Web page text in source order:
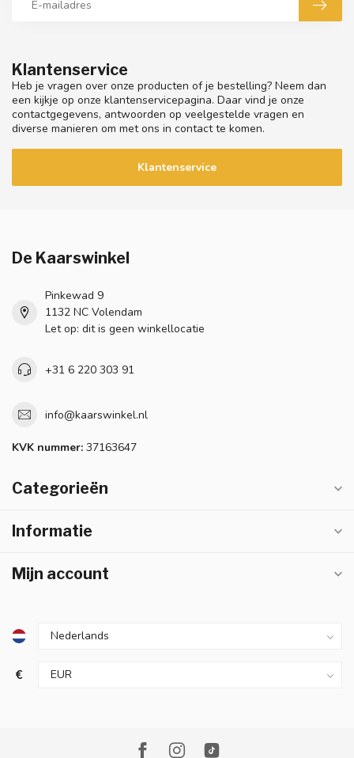
Klantenservice
Heb je vragen over onze producten of je bestelling? Neem dan
een kijkje op onze klantenservicepagina. Daar vind je onze
contactgegevens, antwoorden op veelgestelde vragen en
diverse manieren om met ons in contact te komen.
Klantenservice
De Kaarswinkel
Pinkewad 9
1132 NC Volendam
Let op: dit is geen winkellocatie
+31 6 220 303 91
info@kaarswinkel.nl
KVK nummer: 37163647
Categorieën
Informatie
Mijn account
€